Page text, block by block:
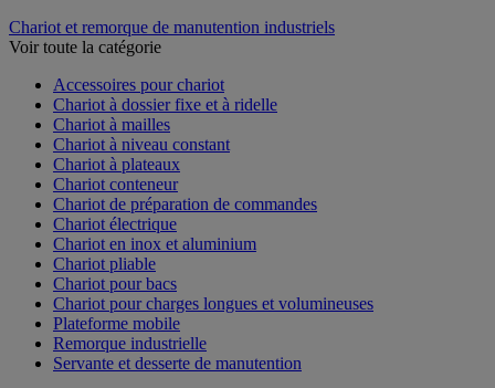
Chariot et remorque de manutention industriels
Voir toute la catégorie
Accessoires pour chariot
Chariot à dossier fixe et à ridelle
Chariot à mailles
Chariot à niveau constant
Chariot à plateaux
Chariot conteneur
Chariot de préparation de commandes
Chariot électrique
Chariot en inox et aluminium
Chariot pliable
Chariot pour bacs
Chariot pour charges longues et volumineuses
Plateforme mobile
Remorque industrielle
Servante et desserte de manutention